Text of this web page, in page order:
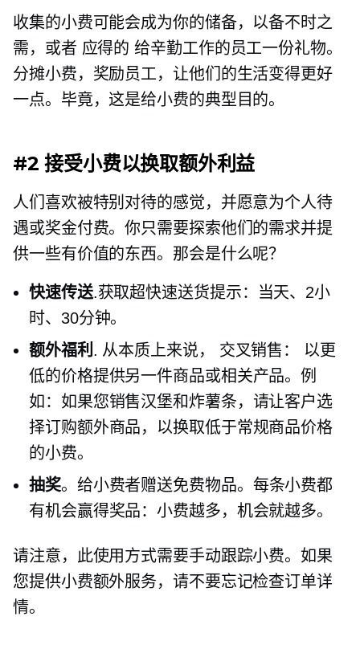
收集的小费可能会成为你的储备，以备不时之
需，或者 应得的 给辛勤工作的员工一份礼物。
分摊小费，奖励员工，让他们的生活变得更好
一点。毕竟，这是给小费的典型目的。
#2 接受小费以换取额外利益
人们喜欢被特别对待的感觉，并愿意为个人待
遇或奖金付费。你只需要探索他们的需求并提
供一些有价值的东西。那会是什么呢？
快速传送.获取超快速送货提示：当天、2小
时、30分钟。
额外福利 . 从本质上来说， 交叉销售：
以更
低的价格提供另一件商品或相关产品。例
如：如果您销售汉堡和炸薯条，请让客户选
择订购额外商品，以换取低于常规商品价格
的小费。
抽奖。给小费者赠送免费物品。每条小费都
有机会赢得奖品：小费越多，机会就越多。
请注意，此使用方式需要手动跟踪小费。如果
您提供小费额外服务，请不要忘记检查订单详
情。